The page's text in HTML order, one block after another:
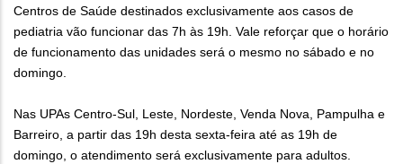
Centros de Saúde destinados exclusivamente aos casos de
pediatria vão funcionar das 7h às 19h. Vale reforçar que o horário
de funcionamento das unidades será o mesmo no sábado e no
domingo.
Nas UPAs Centro-Sul, Leste, Nordeste, Venda Nova, Pampulha e
Barreiro, a partir das 19h desta sexta-feira até as 19h de
domingo, o atendimento será exclusivamente para adultos.